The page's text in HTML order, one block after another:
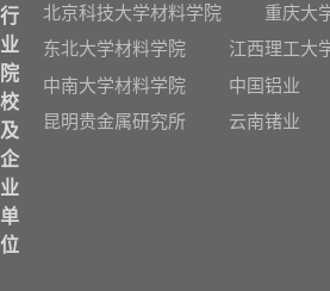
行
业
院
校
及
企
业
单
位
北京科技大学材料学院
重庆大
东北大学材料学院
江西理工大
中南大学材料学院
中国铝业
昆明贵金属研究所
云南锗业